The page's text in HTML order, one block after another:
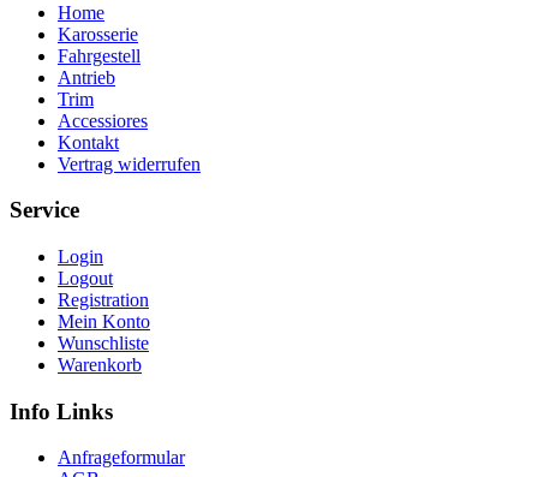
Home
Karosserie
Fahrgestell
Antrieb
Trim
Accessiores
Kontakt
Vertrag widerrufen
Service
Login
Logout
Registration
Mein Konto
Wunschliste
Warenkorb
Info Links
Anfrageformular